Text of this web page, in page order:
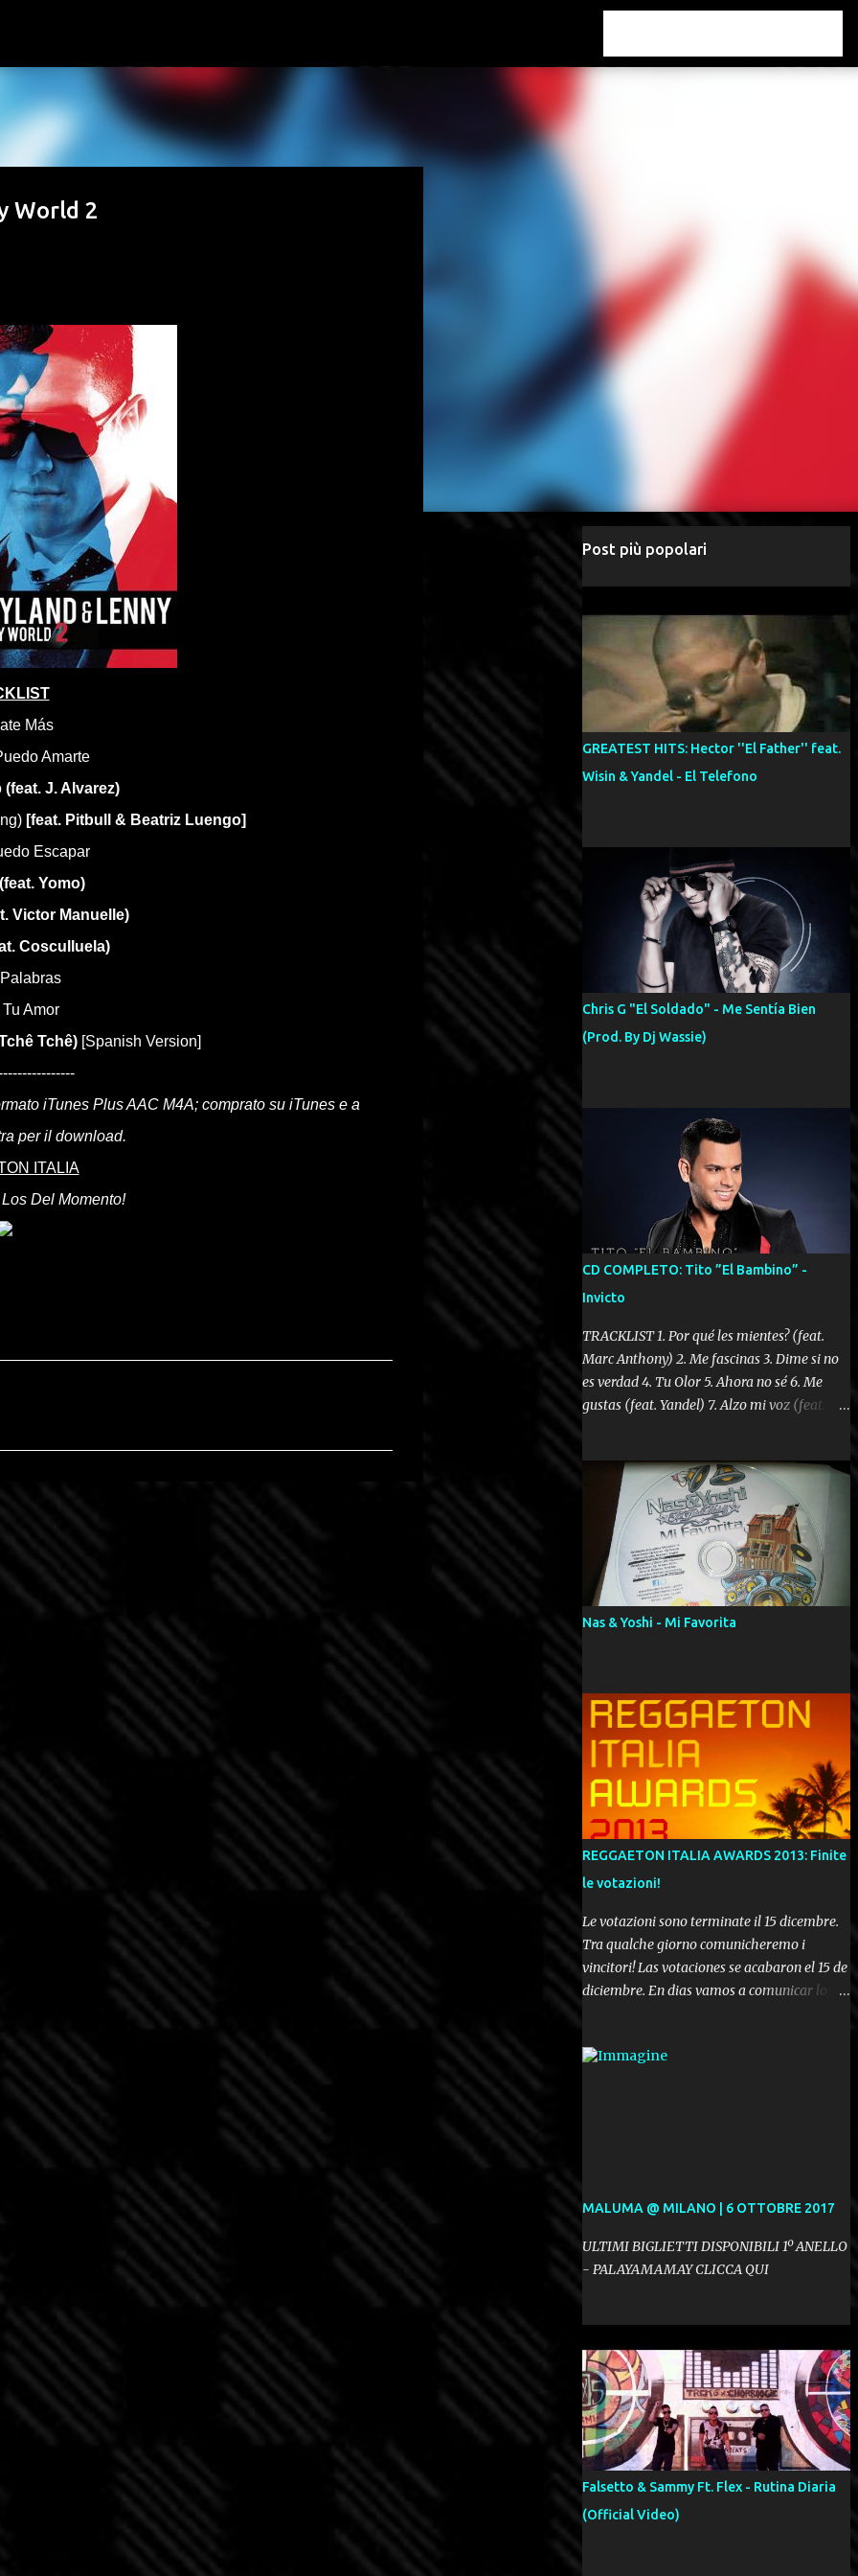
World 2
Más
Amarte
(feat. J. Alvarez)
[feat. Pitbull & Beatriz Luengo]
Escapar
(feat. Yomo)
Victor Manuelle)
Cosculluela)
Amor
Tchê)[Spanish Version]
iTunes Plus AAC M4A; comprato su iTunes e a
per il download.
ITALIA
Del Momento!
Post più popolari
GREATEST HITS: Hector ''El Father'' feat.
Wisin & Yandel - El Telefono
Chris G "El Soldado" - Me Sentía Bien
(Prod. By Dj Wassie)
CD COMPLETO: Tito ”El Bambino” -
Invicto
TRACKLIST 1. Por qué les mientes? (feat.
Marc Anthony) 2. Me fascinas 3. Dime si no
es verdad 4. Tu Olor 5. Ahora no sé 6. Me
gustas (feat. Yandel) 7. Alzo mi voz (feat.
Dame la ola (feat. Tito Nieves) [Salsa
Version] 12. Dámelo 13. Dame la ola 14. ¿Por
qué les mientes? (feat. Marc Anthony)
[Radio Version] 15. Digital Booklet – Invicto
----------------------------- Nota:
Album proposto al massimo della qualità in
formato iTunes Plus AAC M4A; comprato su
Nas & Yoshi - Mi Favorita
REGGAETON ITALIA AWARDS 2013: Finite
le votazioni!
Le votazioni sono terminate il 15 dicembre.
Tra qualche giorno comunicheremo i
vincitori! Las votaciones se acabaron el 15 de
diciembre. En dias vamos a comunicar los
MALUMA @ MILANO | 6 OTTOBRE 2017
ULTIMI BIGLIETTI DISPONIBILI 1º ANELLO
- PALAYAMAMAY CLICCA QUI
Falsetto & Sammy Ft. Flex - Rutina Diaria
(Official Video)